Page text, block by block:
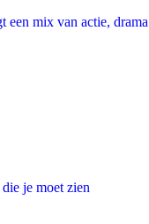
een mix van actie,
je moet zien